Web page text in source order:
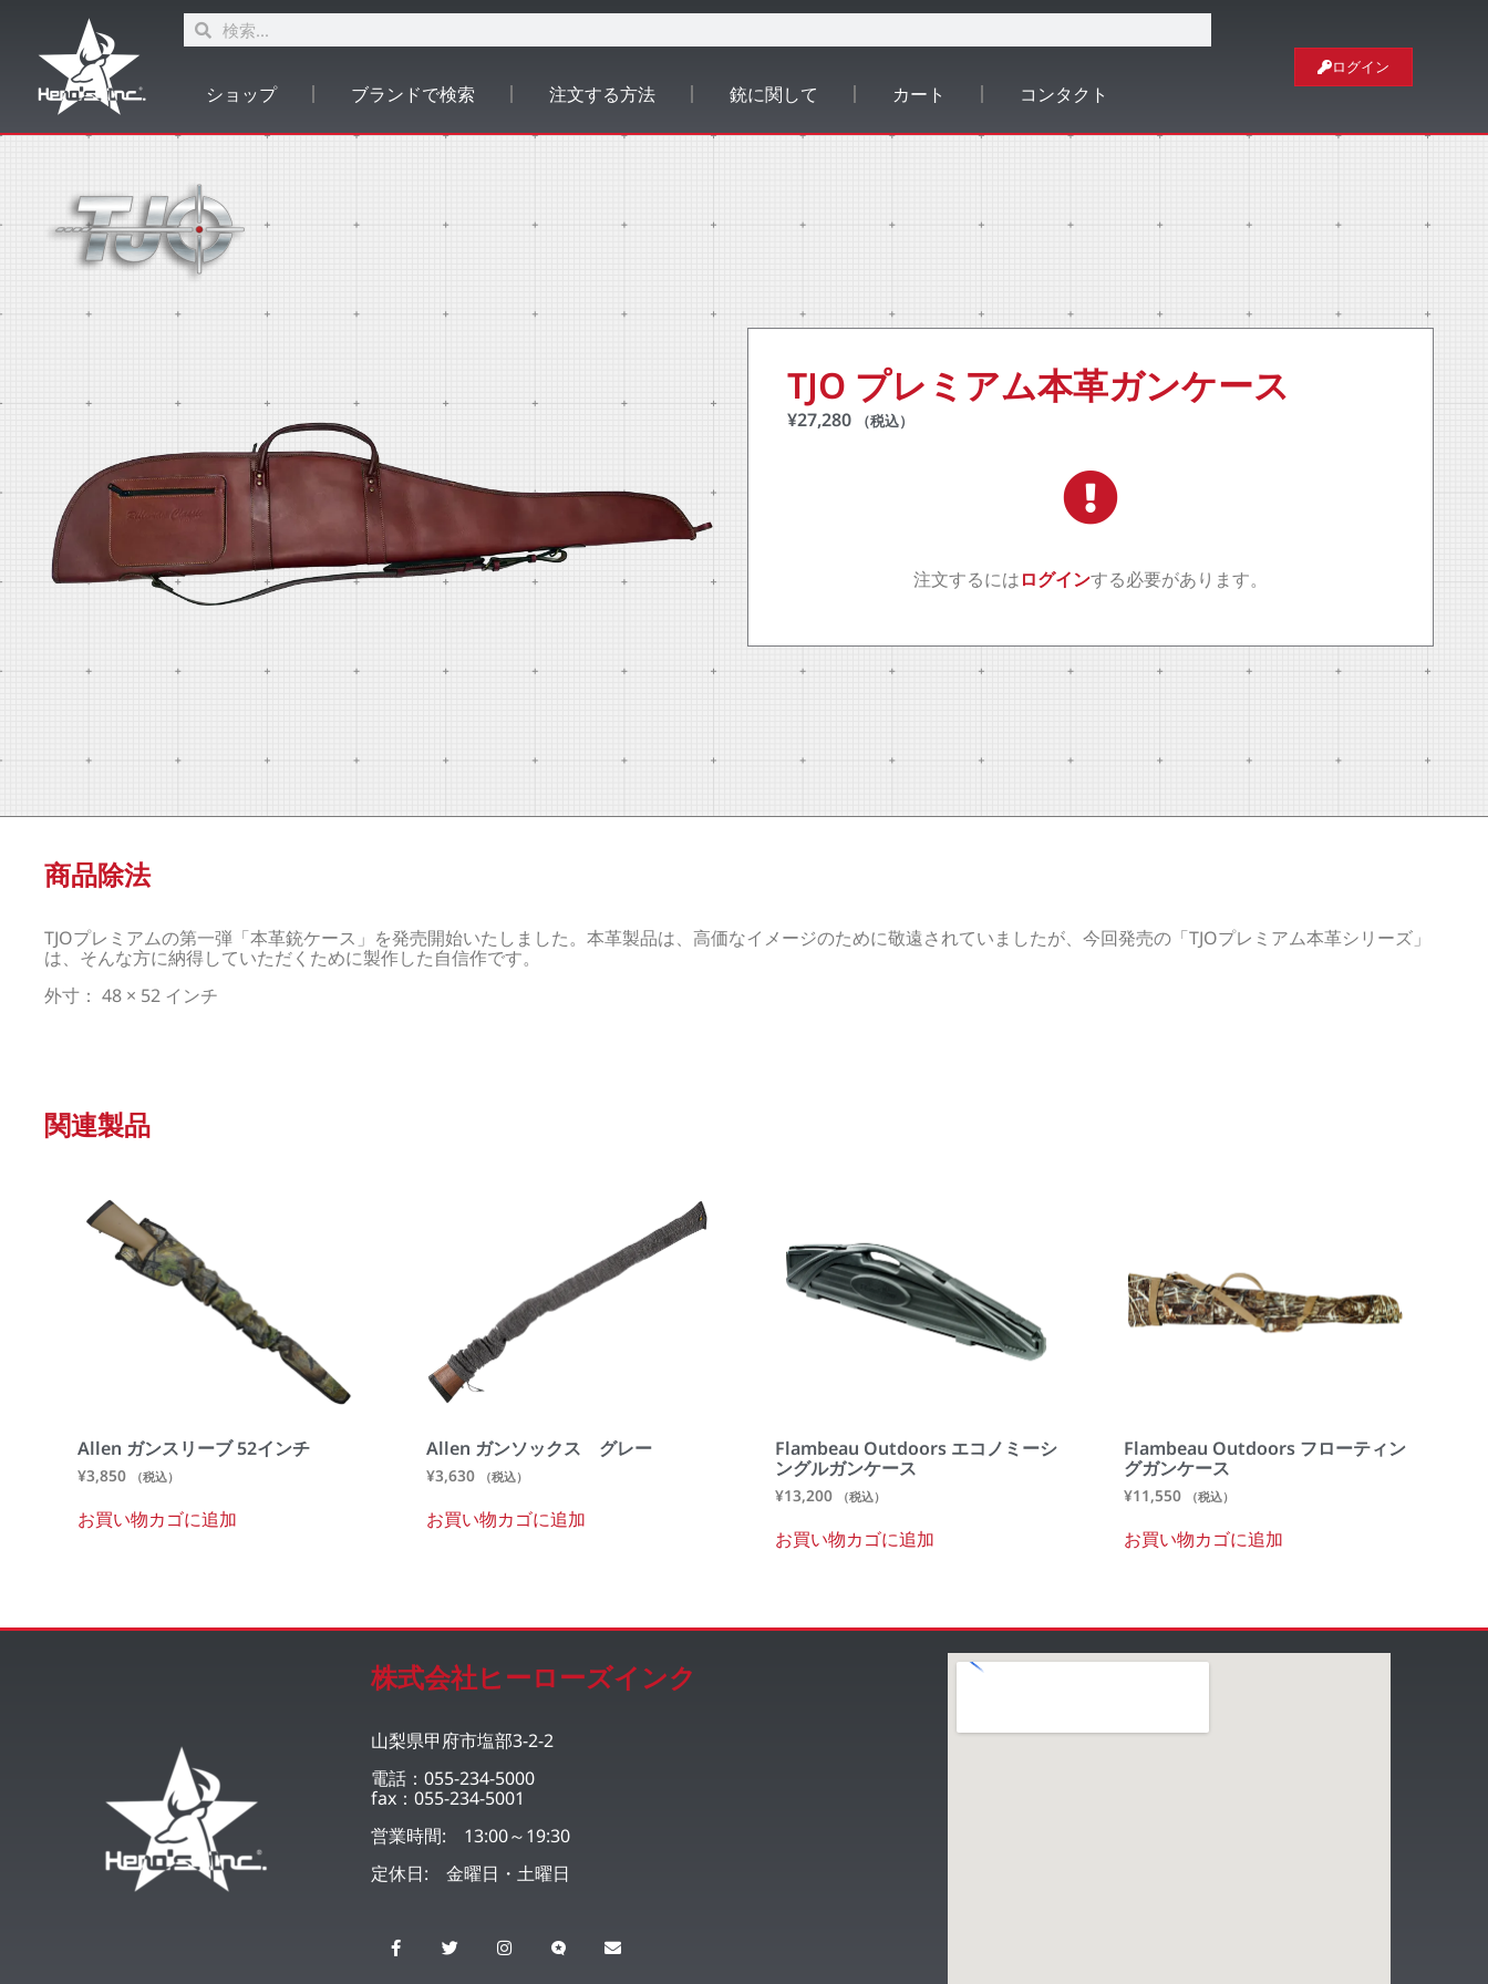
ショップ ブランドで検索 注文する方法 銃に関して カート コンタクト
ログイン
TJO プレミアム本革ガンケース
¥27,280 （税込）
注文するにはログインする必要があります。
商品除法
TJOプレミアムの第一弾「本革銃ケース」を発売開始いたしました。本革製品は、高価なイメージのために敬遠されていましたが、今回発売の「TJOプレミアム本革シリーズ」
は、そんな方に納得していただくために製作した自信作です。
外寸： 48 × 52 インチ
関連製品
Allen ガンスリーブ 52インチ
¥3,850 （税込）
お買い物カゴに追加
Allen ガンソックス グレー
¥3,630 （税込）
お買い物カゴに追加
Flambeau Outdoors エコノミーシ
ングルガンケース
¥13,200 （税込）
お買い物カゴに追加
Flambeau Outdoors フローティン
グガンケース
¥11,550 （税込）
お買い物カゴに追加
株式会社ヒーローズインク
山梨県甲府市塩部3-2-2
電話：055-234-5000
fax：055-234-5001
営業時間: 13:00～19:30
定休日: 金曜日・土曜日